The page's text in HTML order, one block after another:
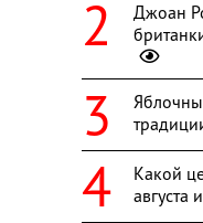
Джоан
Какой
августа